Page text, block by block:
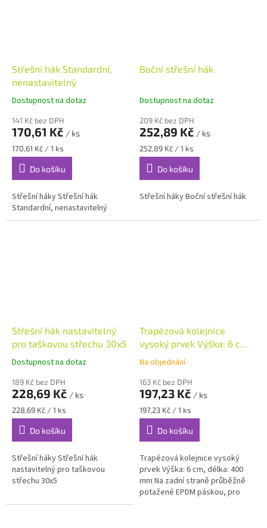
Střešní hák Standardní,
nenastavitelný
Dostupnost na dotaz
141 Kč bez DPH
170,61 Kč / ks
Měrná
cena:
170,61 Kč / 1 ks
Do košíku
Střešní háky Střešní hák
Standardní, nenastavitelný
Boční střešní hák
Dostupnost na dotaz
209 Kč bez DPH
252,89 Kč / ks
Měrná
cena:
252,89 Kč / 1 ks
Do košíku
Střešní háky Boční střešní hák
Střešní hák nastavitelný
pro taškovou střechu 30x5
Dostupnost na dotaz
189 Kč bez DPH
228,69 Kč / ks
Měrná
cena:
228,69 Kč / 1 ks
Do košíku
Střešní háky Střešní hák
nastavitelný pro taškovou
střechu 30x5
Trapézová kolejnice
vysoký prvek Výška: 6 cm,
délka: 400 mm
Na objednání
163 Kč bez DPH
197,23 Kč / ks
Měrná
cena:
197,23 Kč / 1 ks
Do košíku
Trapézová kolejnice vysoký
prvek Výška: 6 cm, délka: 400
mm Na zadní straně průběžně
potažené EPDM páskou, pro